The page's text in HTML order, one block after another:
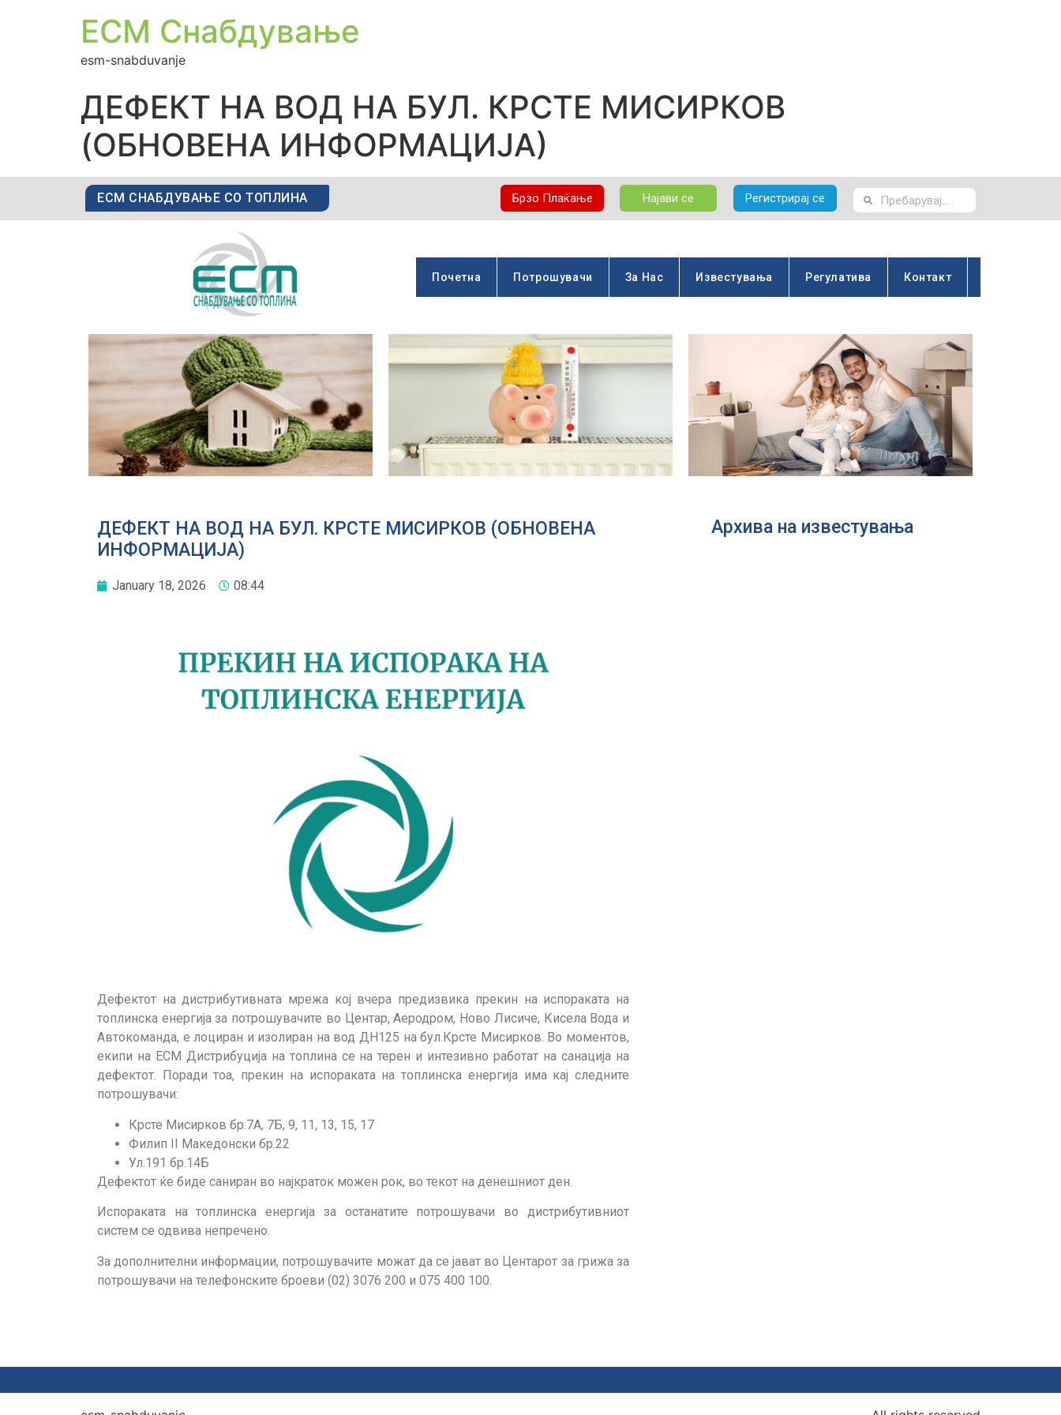
ЕСМ Снабдување
esm-snabduvanje
ДЕФЕКТ НА ВОД НА БУЛ. КРСТЕ МИСИРКОВ
(ОБНОВЕНА ИНФОРМАЦИЈА)
ЕСМ СНАБДУВАЊЕ СО ТОПЛИНА Брзо Плаќање Најави се Регистрирај се
Почетна Потрошувачи За Нас Известувања Регулатива Контакт
ДЕФЕКТ НА ВОД НА БУЛ. КРСТЕ МИСИРКОВ (ОБНОВЕНА
ИНФОРМАЦИЈА)
January 18, 2026 08:44
Дефектот на дистрибутивната мрежа кој вчера предизвика прекин на испораката на
топлинска енергија за потрошувачите во Центар, Аеродром, Ново Лисиче, Кисела Вода и
Автокоманда, е лоциран и изолиран на вод ДН125 на бул.Крсте Мисирков. Во моментов,
екипи на ЕСМ Дистрибуција на топлина се на терен и интезивно работат на санација на
дефектот. Поради тоа, прекин на испораката на топлинска енергија има кај следните
потрошувачи:
Крсте Мисирков бр.7А, 7Б, 9, 11, 13, 15, 17
Филип II Македонски бр.22
Ул.191 бр.14Б
Дефектот ќе биде саниран во најкраток можен рок, во текот на денешниот ден.
Испораката на топлинска енергија за останатите потрошувачи во дистрибутивниот
систем се одвива непречено.
За дополнителни информации, потрошувачите можат да се јават во Центарот за грижа за
потрошувачи на телефонските броеви (02) 3076 200 и 075 400 100.
Архива на известувања